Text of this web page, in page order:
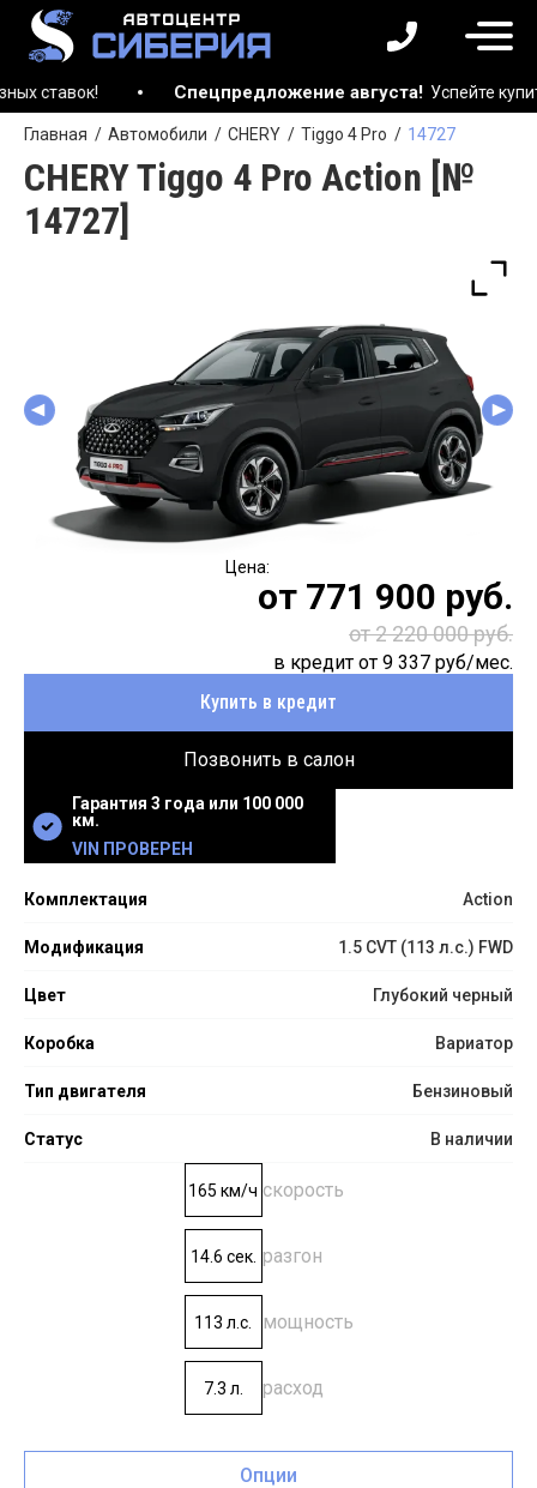
Спецпредложение августа!Успейте купить
Главная Автомобили CHERY Tiggo 4 Pro 14727
CHERY Tiggo 4 Pro Action [№
14727]
Гарантия 3 года или 100 000
км.
VIN ПРОВЕРЕН
Комплектация Action
Модификация 1.5 CVT (113 л.с.) FWD
Цвет Глубокий черный
Коробка Вариатор
Тип двигателя Бензиновый
Статус В наличии
165 км/ч скорость
14.6 сек. разгон
113 л.с. мощность
7.3 л. расход
от 771 900 руб.
от 2 220 000 руб.
в кредит от 9 337 руб/мес.
Купить в кредит
Позвонить в салон
Опции